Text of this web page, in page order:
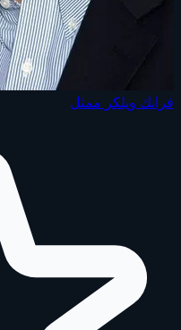
فرانك ويلكر ممثل